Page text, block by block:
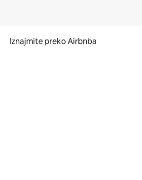
Iznajmite preko Airbnba